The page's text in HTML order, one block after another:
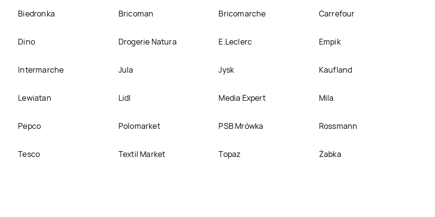
Biedronka Bricoman Bricomarche Carrefour
Dino Drogerie Natura E.Leclerc Empik
Intermarche Jula Jysk Kaufland
Lewiatan Lidl Media Expert Mila
Pepco Polomarket PSB Mrówka Rossmann
Tesco Textil Market Topaz Żabka